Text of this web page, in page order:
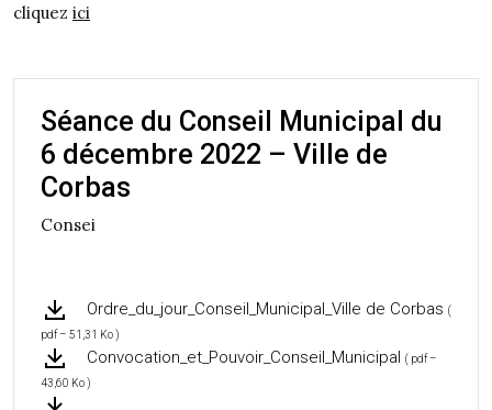
cliquez ici
Séance du Conseil Municipal du
6 décembre 2022 – Ville de
Corbas
Consei
Ordre_du_jour_Conseil_Municipal_Ville de Corbas (
pdf – 51,31 Ko )
Convocation_et_Pouvoir_Conseil_Municipal ( pdf –
43,60 Ko )